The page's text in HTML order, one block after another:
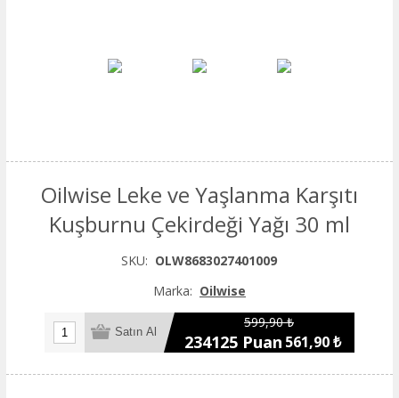
Oilwise Leke ve Yaşlanma Karşıtı
Kuşburnu Çekirdeği Yağı 30 ml
SKU: OLW8683027401009
Marka: Oilwise
599,90 ₺
234125 Puan 561,90 ₺